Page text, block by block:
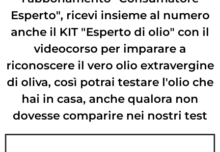
Esperto", ricevi insieme al numero
anche il KIT "Esperto di olio" con il
videocorso per imparare a
riconoscere il vero olio extravergine
di oliva, così potrai testare l'olio che
hai in casa, anche qualora non
dovesse comparire nei nostri test